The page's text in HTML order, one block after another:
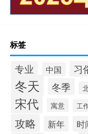
标签
专业 中国 习
冬天 冬季
宋代 寓意 工
攻略 新年 时